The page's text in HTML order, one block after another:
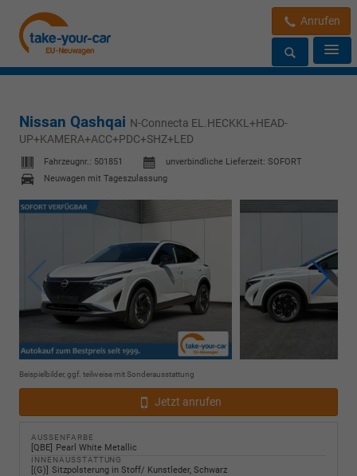
Anrufen
Nissan Qashqai N-Connecta EL.HECKKL+HEAD-
UP+KAMERA+ACC+PDC+SHZ+LED
Fahrzeugnr.: 501851
unverbindliche Lieferzeit: SOFORT
Neuwagen mit Tageszulassung
Beispielbilder, ggf. teilweise mit Sonderausstattung
Jetzt anrufen
AUSSENFARBE
QBE Pearl White Metallic
INNENAUSSTATTUNG
(G) Sitzpolsterung in Stoff/ Kunstleder, Schwarz